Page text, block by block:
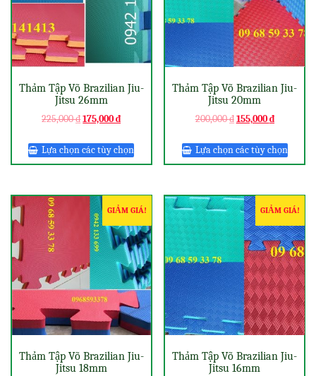
Thảm Tập Võ Brazilian Jiu-
Jitsu 26mm
225,000₫175,000₫
Lựa chọn các tùy chọn
Thảm Tập Võ Brazilian Jiu-
Jitsu 20mm
200,000₫155,000₫
Lựa chọn các tùy chọn
GIẢM GIÁ!
Thảm Tập Võ Brazilian Jiu-
Jitsu 18mm
GIẢM GIÁ!
Thảm Tập Võ Brazilian Jiu-
Jitsu 16mm